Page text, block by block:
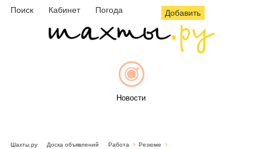
Поиск Кабинет Погода Добавить
Новости
Шахты.ру Доска объявлений Работа Резюме